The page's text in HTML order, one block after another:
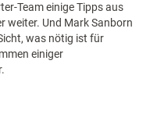
Team einige Tipps aus
weiter. Und Mark Sanborn
was nötig ist für
einiger